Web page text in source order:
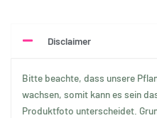
Disclaimer
Bitte beachte, dass unsere
wachsen, somit kann es sein
Produktfoto unterscheidet.